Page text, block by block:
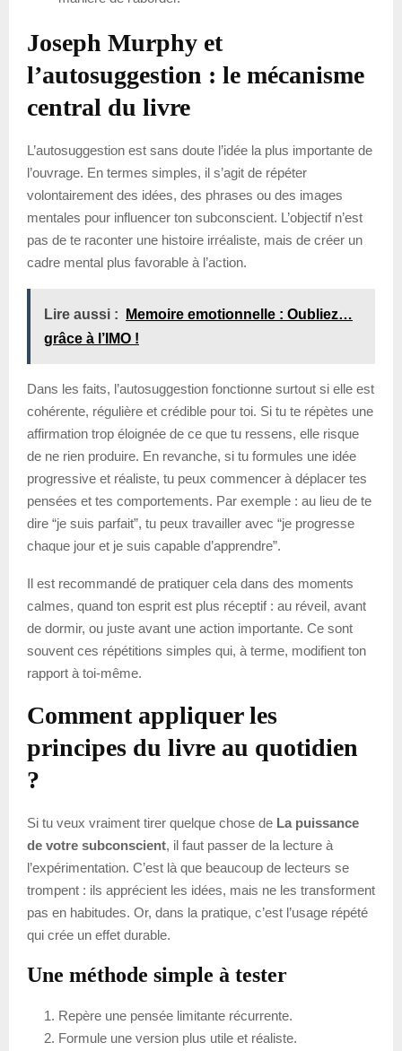
Joseph Murphy et
l’autosuggestion : le mécanisme
central du livre
L’autosuggestion est sans doute l’idée la plus importante de
l’ouvrage. En termes simples, il s’agit de répéter
volontairement des idées, des phrases ou des images
mentales pour influencer ton subconscient. L’objectif n’est
pas de te raconter une histoire irréaliste, mais de créer un
cadre mental plus favorable à l’action.
Lire aussi :
Memoire emotionnelle : Oubliez…
grâce à l’IMO !
Dans les faits, l’autosuggestion fonctionne surtout si elle est
cohérente, régulière et crédible pour toi. Si tu te répètes une
affirmation trop éloignée de ce que tu ressens, elle risque
de ne rien produire. En revanche, si tu formules une idée
progressive et réaliste, tu peux commencer à déplacer tes
pensées et tes comportements. Par exemple : au lieu de te
dire “je suis parfait”, tu peux travailler avec “je progresse
chaque jour et je suis capable d’apprendre”.
Il est recommandé de pratiquer cela dans des moments
calmes, quand ton esprit est plus réceptif : au réveil, avant
de dormir, ou juste avant une action importante. Ce sont
souvent ces répétitions simples qui, à terme, modifient ton
rapport à toi-même.
Comment appliquer les
principes du livre au quotidien
?
Si tu veux vraiment tirer quelque chose de La puissance
de votre subconscient, il faut passer de la lecture à
l’expérimentation. C’est là que beaucoup de lecteurs se
trompent : ils apprécient les idées, mais ne les transforment
pas en habitudes. Or, dans la pratique, c’est l’usage répété
qui crée un effet durable.
Une méthode simple à tester
Repère une pensée limitante récurrente.
Formule une version plus utile et réaliste.